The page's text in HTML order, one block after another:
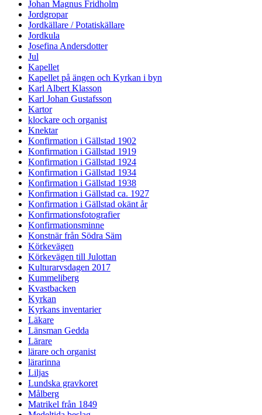
Johan Magnus Fridholm
Jordgropar
Jordkällare / Potatiskällare
Jordkula
Josefina Andersdotter
Jul
Kapellet
Kapellet på ängen och Kyrkan i byn
Karl Albert Klasson
Karl Johan Gustafsson
Kartor
klockare och organist
Knektar
Konfirmation i Gällstad 1902
Konfirmation i Gällstad 1919
Konfirmation i Gällstad 1924
Konfirmation i Gällstad 1934
Konfirmation i Gällstad 1938
Konfirmation i Gällstad ca. 1927
Konfirmation i Gällstad okänt år
Konfirmationsfotografier
Konfirmationsminne
Konstnär från Södra Säm
Körkevägen
Körkevägen till Julottan
Kulturarvsdagen 2017
Kummeliberg
Kvastbacken
Kyrkan
Kyrkans inventarier
Läkare
Länsman Gedda
Lärare
lärare och organist
lärarinna
Liljas
Lundska gravkoret
Målberg
Matrikel från 1849